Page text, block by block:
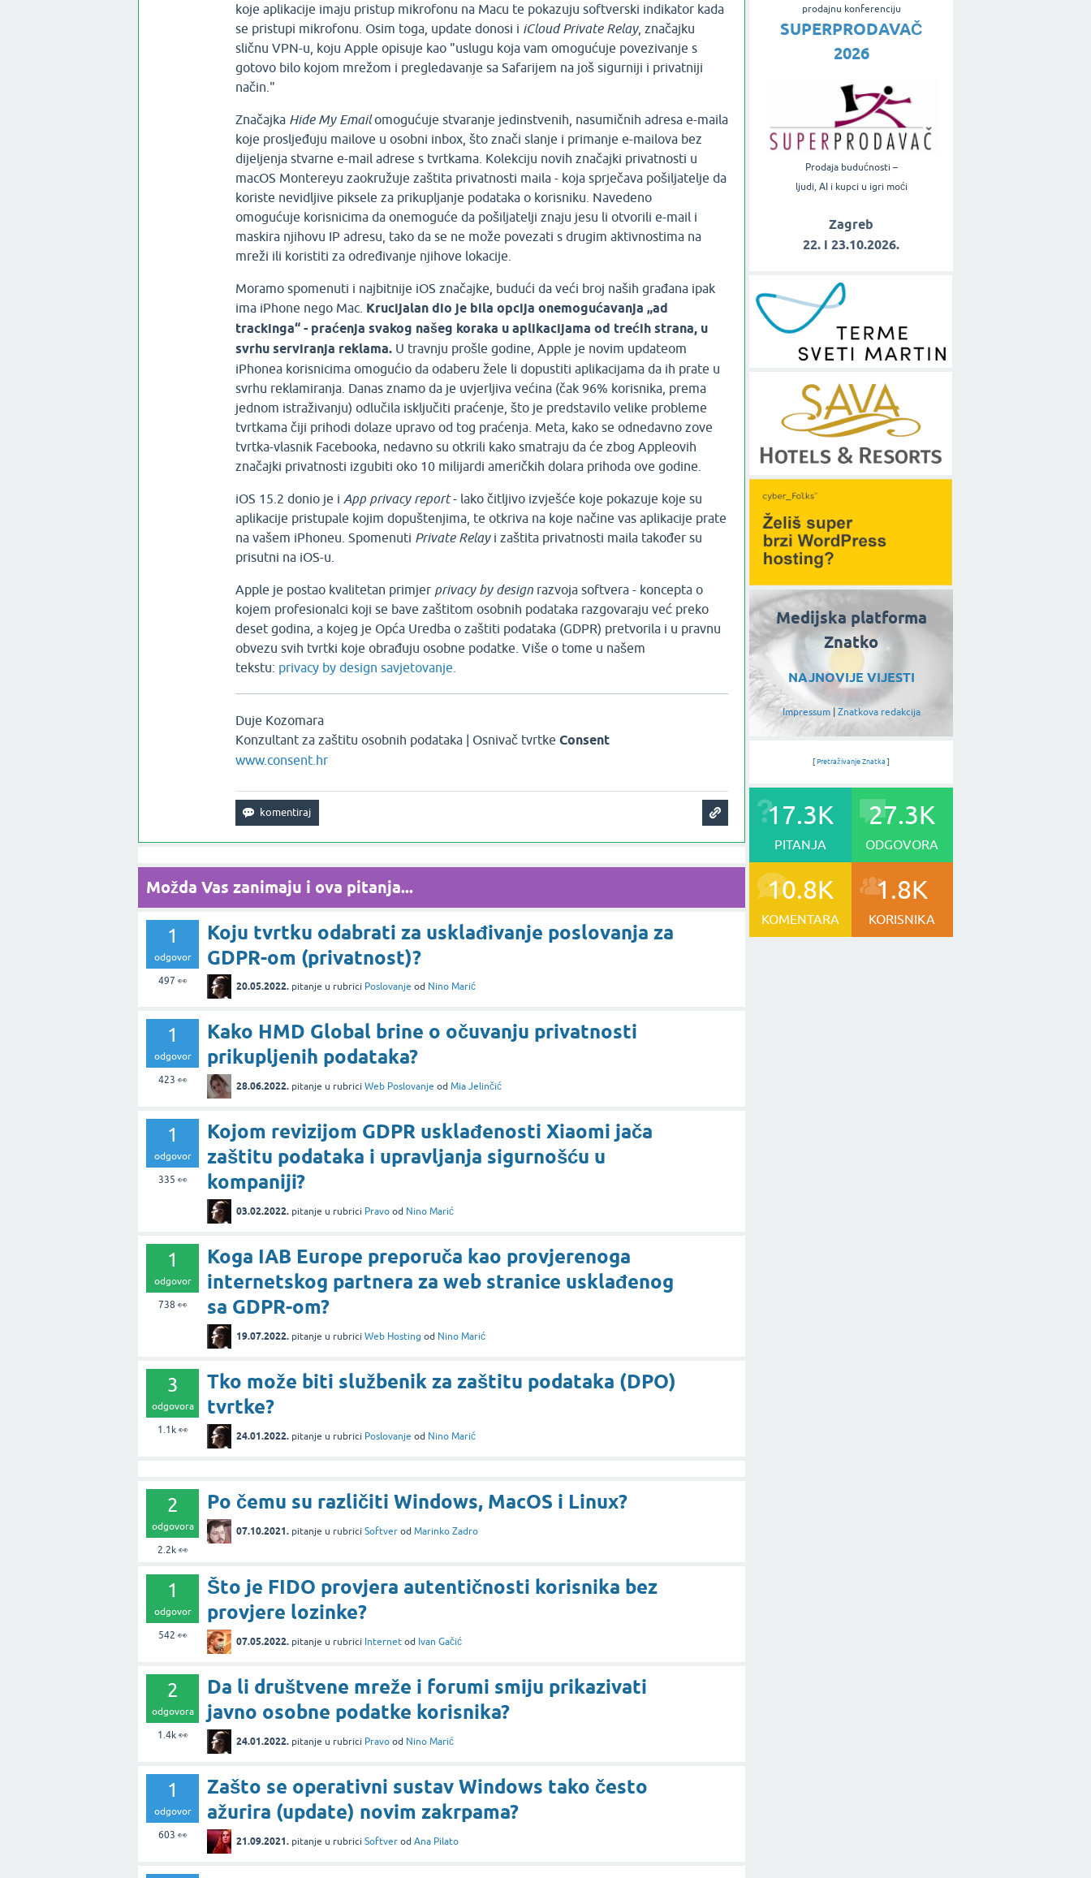
koje aplikacije imaju pristup mikrofonu na Macu te pokazuju softverski indikator kada
se pristupi mikrofonu. Osim toga, update donosi i iCloud Private Relay, značajku
sličnu VPN-u, koju Apple opisuje kao "uslugu koja vam omogućuje povezivanje s
gotovo bilo kojom mrežom i pregledavanje sa Safarijem na još sigurniji i privatniji
način."
Značajka Hide My Emailomogućuje stvaranje jedinstvenih, nasumičnih adresa e-maila
koje prosljeđuju mailove u osobni inbox, što znači slanje i primanje e-mailova bez
dijeljenja stvarne e-mail adrese s tvrtkama. Kolekciju novih značajki privatnosti u
macOS Montereyu zaokružuje zaštita privatnosti maila - koja sprječava pošiljatelje da
koriste nevidljive piksele za prikupljanje podataka o korisniku. Navedeno
omogućuje korisnicima da onemoguće da pošiljatelji znaju jesu li otvorili e-mail i
maskira njihovu IP adresu, tako da se ne može povezati s drugim aktivnostima na
mreži ili koristiti za određivanje njihove lokacije.
Moramo spomenuti i najbitnije iOS značajke, budući da veći broj naših građana ipak
ima iPhone nego Mac. Krucijalan dio je bila opcija onemogućavanja „ad
trackinga“ - praćenja svakog našeg koraka u aplikacijama od trećih strana, u
svrhu serviranja reklama. U travnju prošle godine, Apple je novim updateom
iPhonea korisnicima omogućio da odaberu žele li dopustiti aplikacijama da ih prate u
svrhu reklamiranja. Danas znamo da je uvjerljiva većina (čak 96% korisnika, prema
jednom istraživanju) odlučila isključiti praćenje, što je predstavilo velike probleme
tvrtkama čiji prihodi dolaze upravo od tog praćenja. Meta, kako se odnedavno zove
tvrtka-vlasnik Facebooka, nedavno su otkrili kako smatraju da će zbog Appleovih
značajki privatnosti izgubiti oko 10 milijardi američkih dolara prihoda ove godine.
iOS 15.2 donio je i App privacy report- lako čitljivo izvješće koje pokazuje koje su
aplikacije pristupale kojim dopuštenjima, te otkriva na koje načine vas aplikacije prate
na vašem iPhoneu. Spomenuti Private Relayi zaštita privatnosti maila također su
prisutni na iOS-u.
Apple je postao kvalitetan primjer privacy by designrazvoja softvera - koncepta o
kojem profesionalci koji se bave zaštitom osobnih podataka razgovaraju već preko
deset godina, a kojeg je Opća Uredba o zaštiti podataka (GDPR) pretvorila i u pravnu
obvezu svih tvrtki koje obrađuju osobne podatke. Više o tome u našem
tekstu: privacy by design savjetovanje.
Duje Kozomara
Konzultant za zaštitu osobnih podataka | Osnivač tvrtke Consent
www.consent.hr
Možda Vas zanimaju i ova pitanja...
1
odgovor
497 👀
Koju tvrtku odabrati za usklađivanje poslovanja za
GDPR-om (privatnost)?
20.05.2022. pitanje u rubrici Poslovanje od Nino Marić
1
odgovor
423 👀
Kako HMD Global brine o očuvanju privatnosti
prikupljenih podataka?
28.06.2022. pitanje u rubrici Web Poslovanje od Mia Jelinčić
1
odgovor
335 👀
Kojom revizijom GDPR usklađenosti Xiaomi jača
zaštitu podataka i upravljanja sigurnošću u
kompaniji?
03.02.2022. pitanje u rubrici Pravo od Nino Marić
1
odgovor
738 👀
Koga IAB Europe preporuča kao provjerenoga
internetskog partnera za web stranice usklađenog
sa GDPR-om?
19.07.2022. pitanje u rubrici Web Hosting od Nino Marić
3
odgovora
1.1k👀
Tko može biti službenik za zaštitu podataka (DPO)
tvrtke?
24.01.2022. pitanje u rubrici Poslovanje od Nino Marić
2
odgovora
2.2k👀
Po čemu su različiti Windows, MacOS i Linux?
07.10.2021. pitanje u rubrici Softver od Marinko Zadro
1
odgovor
542 👀
Što je FIDO provjera autentičnosti korisnika bez
provjere lozinke?
07.05.2022. pitanje u rubrici Internet od Ivan Gačić
2
odgovora
1.4k👀
Da li društvene mreže i forumi smiju prikazivati
javno osobne podatke korisnika?
24.01.2022. pitanje u rubrici Pravo od Nino Marić
1
odgovor
603 👀
Zašto se operativni sustav Windows tako često
ažurira (update) novim zakrpama?
21.09.2021. pitanje u rubrici Softver od Ana Pilato
prodajnu konferenciju
SUPERPRODAVAČ
2026
Prodaja budućnosti –
ljudi, AI i kupci u igri moći
Zagreb
22. i 23.10.2026.
Medijska platforma
Znatko
NAJNOVIJE VIJESTI
Impressum| Znatkova redakcija
[ Pretraživanje Znatka ]
17.3K
PITANJA
27.3K
ODGOVORA
10.8K
KOMENTARA
1.8K
KORISNIKA